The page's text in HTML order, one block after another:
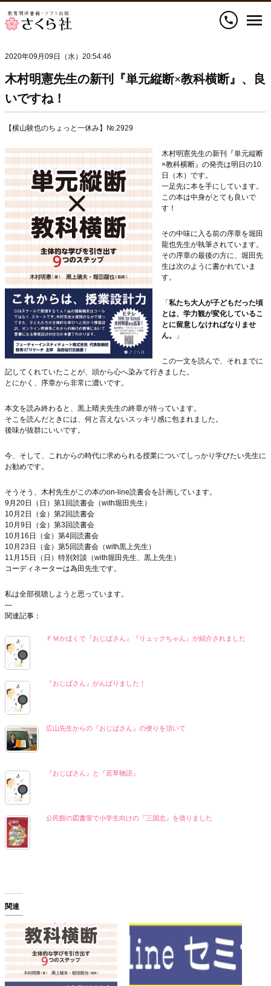
call
2020年09月09日（水）20:54:46
木村明憲先生の新刊『単元縦断×教科横断』、良
いですね！
【横山験也のちょっと一休み】№.2929
木村明憲先生の新刊『単元縦断
×教科横断』の発売は明日の10
日（木）です。
一足先に本を手にしています。
この本は中身がとても良いで
す！
その中味に入る前の序章を堀田
龍也先生が執筆されています。
その序章の最後の方に、堀田先
生は次のように書かれていま
す。
「 私たち大人が子どもだった頃
とは、学力観が変化しているこ
とに留意しなければなりませ
ん。
」
この一文を読んで、それまでに
記してくれていたことが、頭から心へ染みて行きました。
とにかく、序章から非常に濃いです。
本文を読み終わると、黒上晴夫先生の終章が待っています。
そこを読んだときには、何と言えないスッキリ感に包まれました。
後味が抜群にいいです。
今、そして、これからの時代に求められる授業についてしっかり学びたい先生に
お勧めです。
そうそう、木村先生がこの本のon-line読書会を計画しています。
9月20日（日）第1回読書会（with堀田先生）
10月2日（金）第2回読書会
10月9日（金）第3回読書会
10月16日（金）第4回読書会
10月23日（金）第5回読書会（with黒上先生）
11月15日（日）特別対談（with堀田先生、黒上先生）
コーディネーターは為田先生です。
私は全部視聴しようと思っています。
—
関連記事：
ＦＭかほくで『おじばさん』『リュックちゃん』が紹介されました
『おじばさん』がんばりました！
広山先生からの『おじばさん』の便りを頂いて
『おじばさん』と『若草物語』
公民館の図書室で小学生向けの『三国志』を借りました
関連